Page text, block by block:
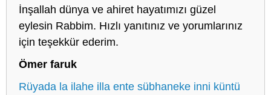
İnşallah dünya ve ahiret hayatımızı güzel
eylesin Rabbim. Hızlı yanıtınız ve yorumlarınız
için teşekkür ederim.
Ömer faruk
Rüyada la ilahe illa ente sübhaneke inni küntü